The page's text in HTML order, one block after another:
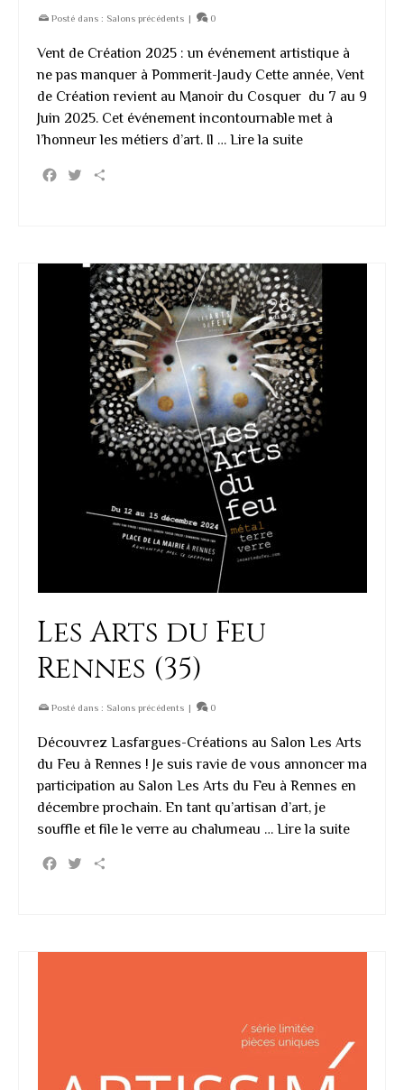
Posté dans : Salons précédents | 0
Vent de Création 2025 : un événement artistique à
ne pas manquer à Pommerit-Jaudy Cette année, Vent
de Création revient au Manoir du Cosquer du 7 au 9
Juin 2025. Cet événement incontournable met à
l’honneur les métiers d’art. Il … Lire la suite
Facebook
Twitter
Les Arts du Feu
Rennes (35)
Posté dans : Salons précédents | 0
Découvrez Lasfargues-Créations au Salon Les Arts
du Feu à Rennes ! Je suis ravie de vous annoncer ma
participation au Salon Les Arts du Feu à Rennes en
décembre prochain. En tant qu’artisan d’art, je
souffle et file le verre au chalumeau … Lire la suite
Facebook
Twitter